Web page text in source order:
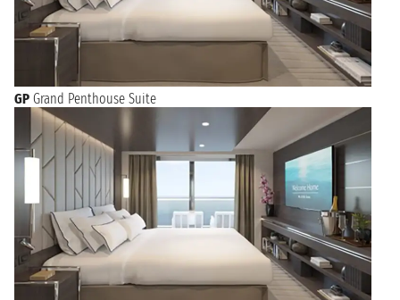
GP Grand Penthouse Suite